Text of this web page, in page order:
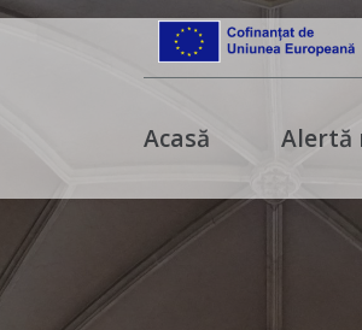
Acasă Alertă